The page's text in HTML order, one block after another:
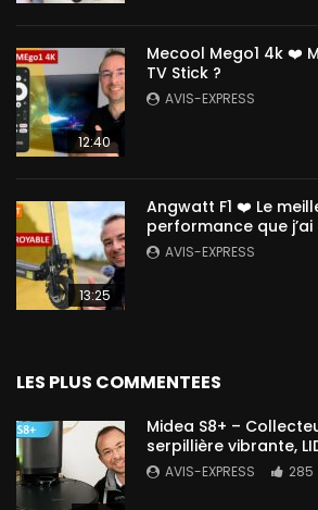
12:40
Mecool Mego1 4k ❤️
TV Stick ?
AVIS-EXPRESS
13:25
Angwatt F1 ❤️ Le
performance que
AVIS-EXPRESS
LES PLUS COMMENTEES
Midea S8+ –
serpillière vibrante,
AVIS-EXPRESS 285